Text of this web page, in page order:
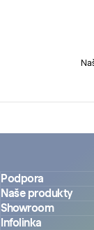
Podpora
Naše produkty
Showroom
Infolinka